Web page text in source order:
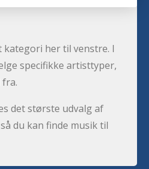
kategori her til venstre. I
specifikke artisttyper,
det største udvalg af
du kan finde musik til